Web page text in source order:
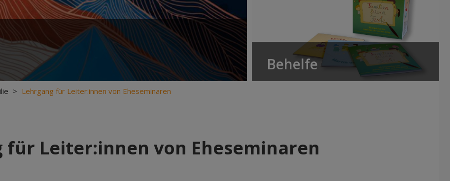
Behelfe
> Lehrgang für Leiter:innen von Eheseminaren
für Leiter:innen von Eheseminaren